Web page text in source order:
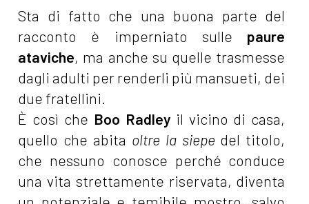
Sta di fatto che una buona parte del
racconto è imperniato sulle paure
ataviche, ma anche su quelle trasmesse
dagli adulti per renderli più mansueti, dei
due fratellini.
È così che Boo Radleyil vicino di casa,
quello che abita oltre la siepe del titolo,
che nessuno conosce perché conduce
una vita strettamente riservata, diventa